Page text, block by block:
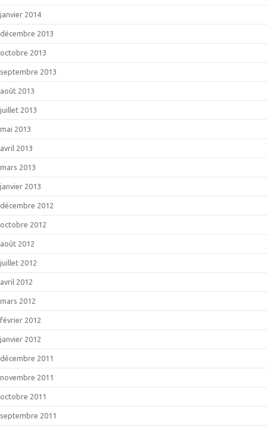
janvier 2014
décembre 2013
octobre 2013
septembre 2013
août 2013
juillet 2013
mai 2013
avril 2013
mars 2013
janvier 2013
décembre 2012
octobre 2012
août 2012
juillet 2012
avril 2012
mars 2012
février 2012
janvier 2012
décembre 2011
novembre 2011
octobre 2011
septembre 2011